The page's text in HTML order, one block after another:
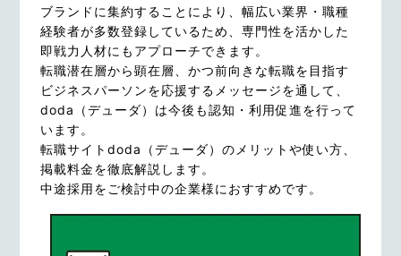
ブランドに集約することにより、幅広い業界・職種
経験者が多数登録しているため、専門性を活かした
即戦力人材にもアプローチできます。
転職潜在層から顕在層、かつ前向きな転職を目指す
ビジネスパーソンを応援するメッセージを通して、
doda（デューダ）は今後も認知・利用促進を行って
います。
転職サイトdoda（デューダ）のメリットや使い方、
掲載料金を徹底解説します。
中途採用をご検討中の企業様におすすめです。